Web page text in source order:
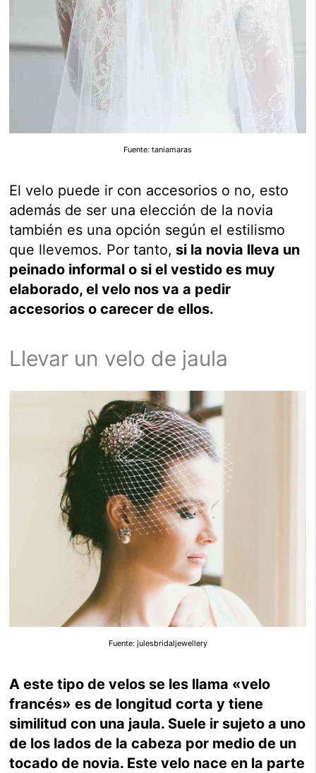
Fuente: taniamaras
El velo puede ir con accesorios o no, esto
además de ser una elección de la novia
también es una opción según el estilismo
que llevemos. Por tanto, si la novia lleva un
peinado informal o si el vestido es muy
elaborado, el velo nos va a pedir
accesorios o carecer de ellos.
Llevar un velo de jaula
Fuente: julesbridaljewellery
A este tipo de velos se les llama «velo
francés» es de longitud corta y tiene
similitud con una jaula. Suele ir sujeto a uno
de los lados de la cabeza por medio de un
tocado de novia. Este velo nace en la parte